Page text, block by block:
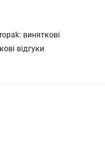
виняткові
відгуки